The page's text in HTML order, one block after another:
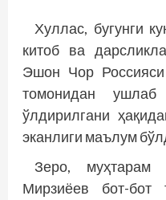
Хуллас, бугунги
китоб ва
Эшон Чор
томонидан
ўлдирилгани
эканлиги маълум
Зеро, муҳтарам
Мирзиёев бот-бот